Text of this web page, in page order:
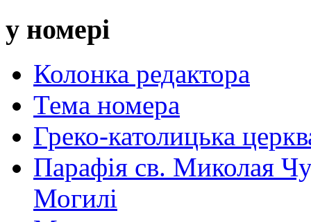
у номері
Колонка редактора
Тема номера
Греко-католицька
Парафія св. Миколая
Могилі